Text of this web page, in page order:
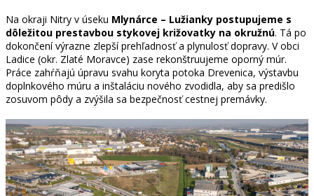
Na okraji Nitry v úseku Mlynárce – Lužianky postupujeme s
dôležitou prestavbou stykovej križovatky na okružnú. Tá po
dokončení výrazne zlepší prehľadnosť a plynulosť dopravy. V obci
Ladice (okr. Zlaté Moravce) zase rekonštruujeme oporný múr.
Práce zahŕňajú úpravu svahu koryta potoka Drevenica, výstavbu
doplnkového múru a inštaláciu nového zvodidla, aby sa predišlo
zosuvom pôdy a zvýšila sa bezpečnosť cestnej premávky.